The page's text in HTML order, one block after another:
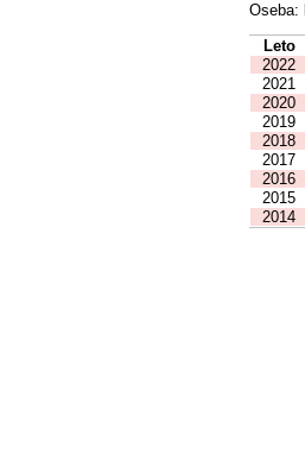
Oseba:
Leto
2022
2021
2020
2019
2018
2017
2016
2015
2014